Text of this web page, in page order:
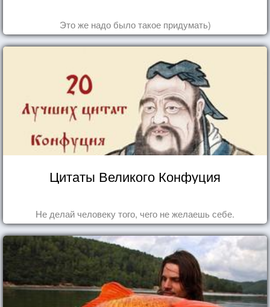
Это же надо было такое придумать)
Цитаты Великого Конфуция
Не делай человеку того, чего не желаешь себе.